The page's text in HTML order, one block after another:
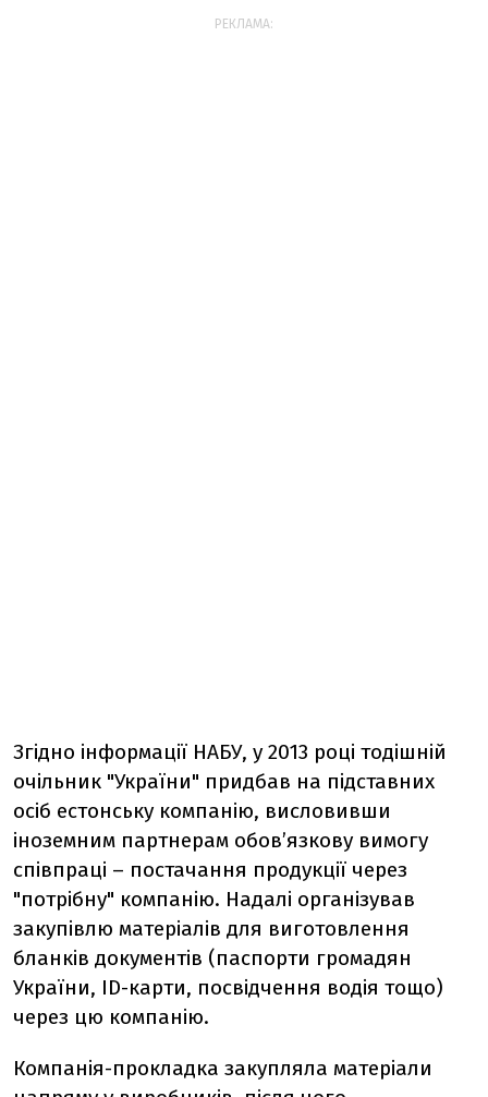
РЕКЛАМА:
Згідно інформації НАБУ, у 2013 році тодішній
очільник "України" придбав на підставних
осіб естонську компанію, висловивши
іноземним партнерам обов’язкову вимогу
співпраці – постачання продукції через
"потрібну" компанію. Надалі організував
закупівлю матеріалів для виготовлення
бланків документів (паспорти громадян
України, ID-карти, посвідчення водія тощо)
через цю компанію.
Компанія-прокладка закупляла матеріали